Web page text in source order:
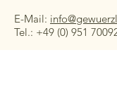
E-Mail:
Tel.: +49 (0) 951